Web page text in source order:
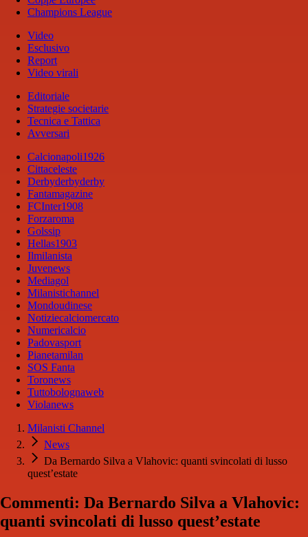
Champions League
Video
Esclusivo
Report
Video virali
Editoriale
Strategie societarie
Tecnica e Tattica
Avversari
Calcionapoli1926
Cittaceleste
Derbyderbyderby
Fantamagazine
FCInter1908
Forzaroma
Golssip
Hellas1903
Ilmilanista
Juvenews
Mediagol
Milanistichannel
Mondoudinese
Notiziecalciomercato
Numericalcio
Padovasport
Pianetamilan
SOS Fanta
Toronews
Tuttobolognaweb
Violanews
Milanisti Channel
News
Da Bernardo Silva a Vlahovic: quanti svincolati di lusso
quest’estate
Commenti: Da Bernardo Silva a Vlahovic:
quanti svincolati di lusso quest’estate